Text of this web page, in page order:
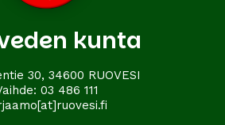
kunta
30, 34600 RUOVESI
03 486 111